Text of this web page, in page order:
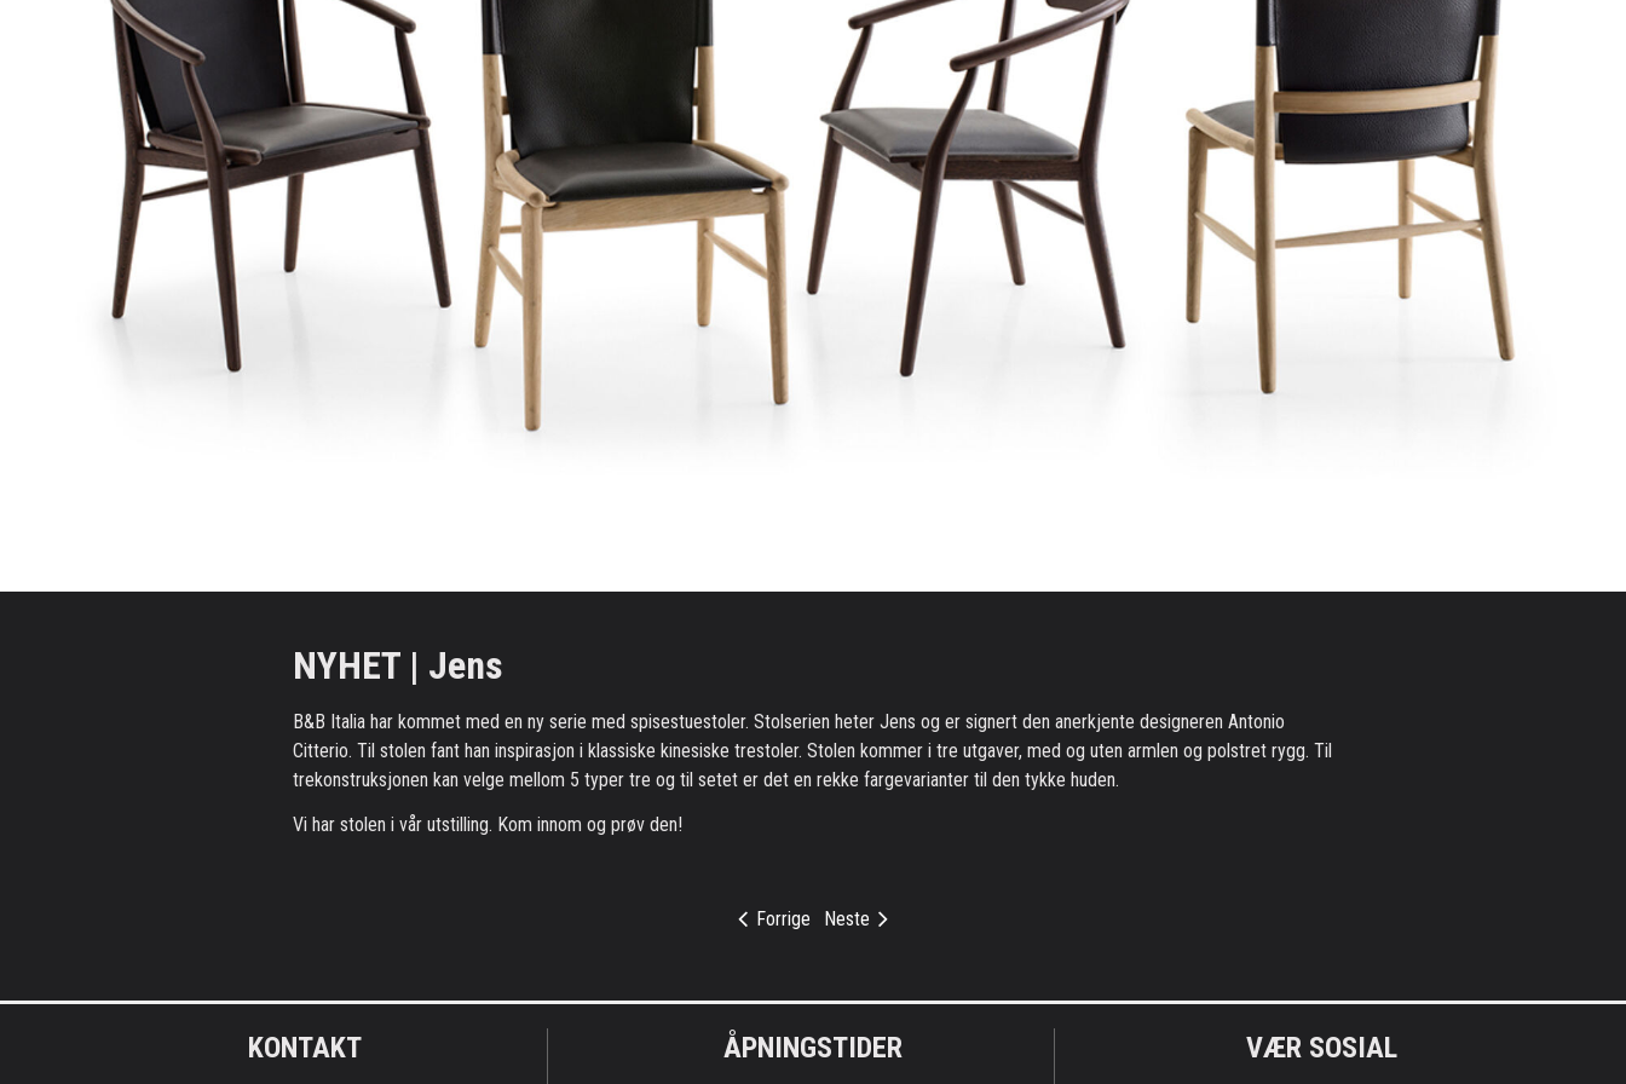
NYHET | Jens
B&B Italia har kommet med en ny serie med spisestuestoler. Stolserien heter Jens og er signert den anerkjente designeren Antonio
Citterio. Til stolen fant han inspirasjon i klassiske kinesiske trestoler. Stolen kommer i tre utgaver, med og uten armlen og polstret rygg. Til
trekonstruksjonen kan velge mellom 5 typer tre og til setet er det en rekke fargevarianter til den tykke huden.
Vi har stolen i vår utstilling. Kom innom og prøv den!
Forrige Neste
KontaktinformasjonKONTAKT ÅPNINGSTIDER VÆR SOSIAL